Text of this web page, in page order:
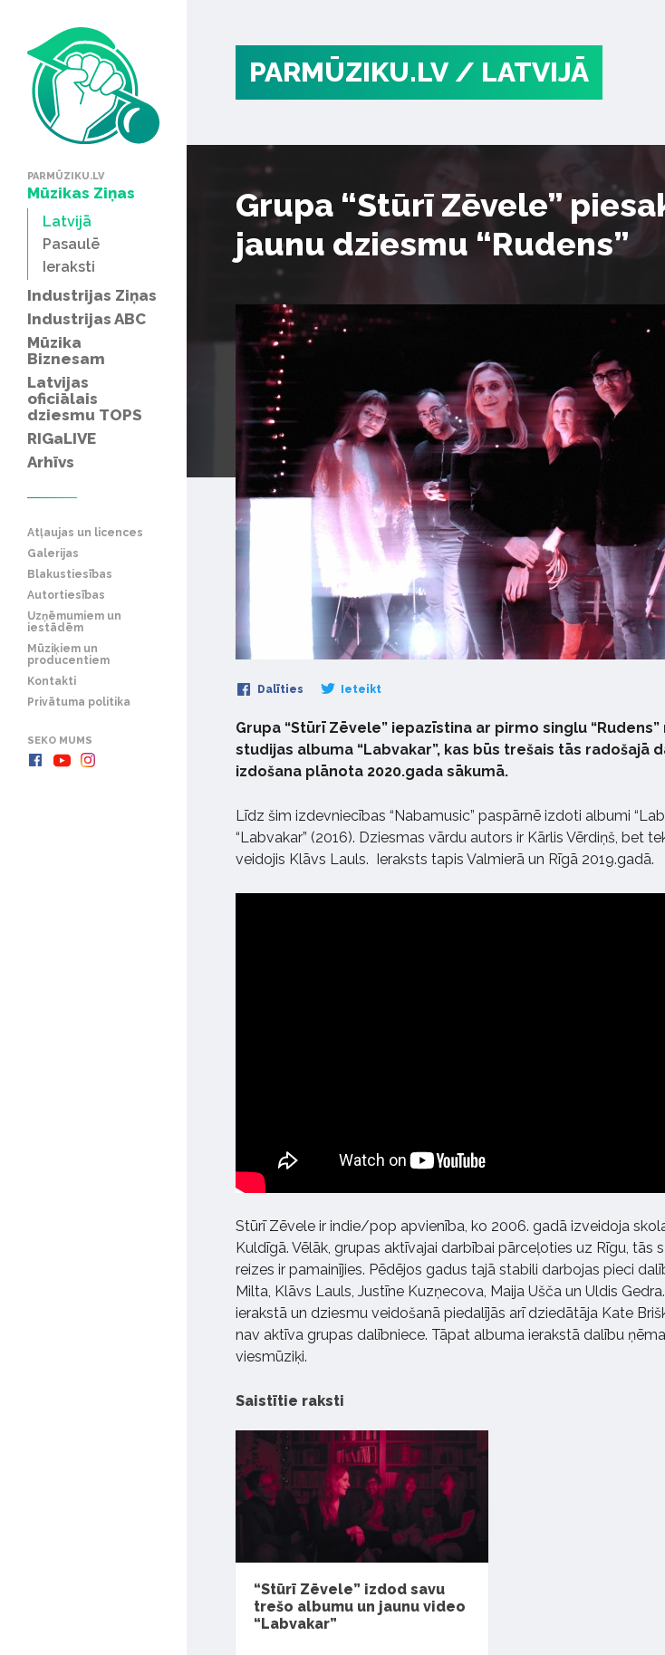
PARMŪZIKU.LV
Mūzikas Ziņas
Latvijā
Pasaulē
Ieraksti
Industrijas Ziņas
Industrijas ABC
Mūzika
Biznesam
Latvijas
oficiālais
dziesmu TOPS
RIGaLIVE
Arhīvs
Atļaujas un licences
Galerijas
Blakustiesības
Autortiesības
Uzņēmumiem un
iestādēm
Mūziķiem un
producentiem
Kontakti
Privātuma politika
SEKO MUMS
PARMŪZIKU.LV / LATVIJĀ
Grupa “Stūrī Zēvele”
jaunu dziesmu “Rudens”
Dalīties Ieteikt
Grupa “Stūrī Zēvele” iepazīstina ar pirmo singlu “Rudens”
studijas albuma “Labvakar”, kas būs trešais tās radošajā
izdošana plānota 2020.gada sākumā.
Līdz šim izdevniecības “Nabamusic” paspārnē izdoti albumi
“Labvakar” (2016). Dziesmas vārdu autors ir Kārlis Vērdiņš, bet
veidojis Klāvs Lauls. Ieraksts tapis Valmierā un Rīgā 2019.gadā.
Stūrī Zēvele ir indie/pop apvienība, ko 2006. gadā izveidoja
Kuldīgā. Vēlāk, grupas aktīvajai darbībai pārceļoties uz Rīgu, tās
reizes ir pamainījies. Pēdējos gadus tajā stabili darbojas pieci
Milta, Klāvs Lauls, Justīne Kuzņecova, Maija Ušča un Uldis
ierakstā un dziesmu veidošanā piedalījās arī dziedātāja Kate
nav aktīva grupas dalībniece. Tāpat albuma ierakstā dalību
viesmūziķi.
Saistītie raksti
“Stūrī Zēvele” izdod savu
trešo albumu un jaunu video
“Labvakar”